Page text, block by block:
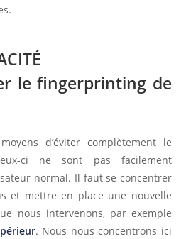
le fingerprinting de
d’éviter complètement le
ci ne sont pas facilement
normal. Il faut se concentrer
et mettre en place une nouvelle
nous intervenons, par exemple
. Nous nous concentrons ici